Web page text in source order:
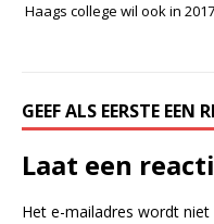
Haags college wil ook in
GEEF ALS EERSTE EEN
Laat een
Het e-mailadres wordt niet